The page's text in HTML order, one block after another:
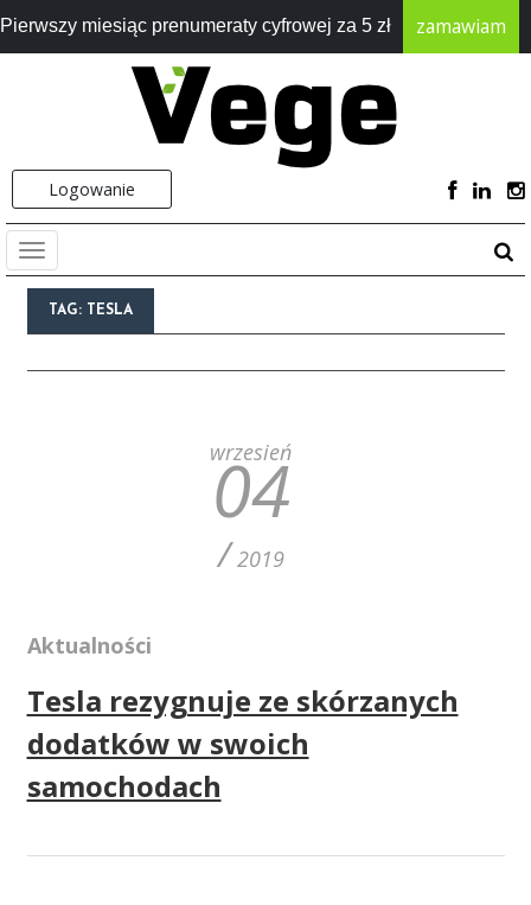
Pierwszy miesiąc prenumeraty cyfrowej za 5 zł zamawiam
Logowanie
TAG: TESLA
wrzesień
04
/ 2019
Aktualności
Tesla rezygnuje ze skórzanych
dodatków w swoich
samochodach